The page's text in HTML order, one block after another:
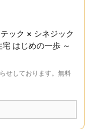
ック × シネジック
はじめの一歩 ～
せしております。無料